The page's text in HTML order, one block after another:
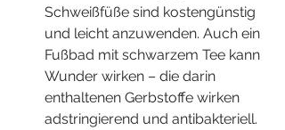
Schweißfüße sind kostengünstig
und leicht anzuwenden. Auch ein
Fußbad mit schwarzem Tee kann
Wunder wirken – die darin
enthaltenen Gerbstoffe wirken
adstringierend und antibakteriell.